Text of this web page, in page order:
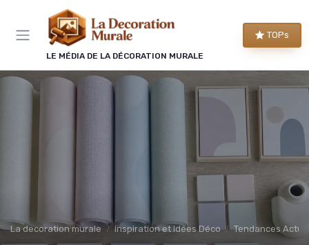
LE MÉDIA DE LA DÉCORATION MURALE
TOPs
La decoration murale Inspiration et Idées Déco Tendances
Panneau de gestion des cookies